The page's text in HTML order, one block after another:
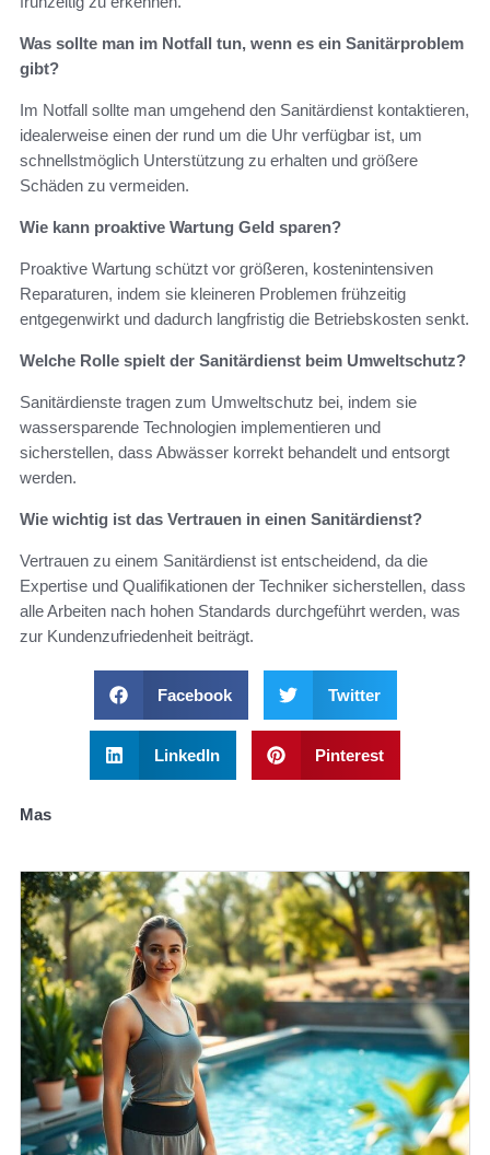
Was sollte man im Notfall tun, wenn es ein Sanitärproblem
gibt?
Im Notfall sollte man umgehend den Sanitärdienst kontaktieren,
idealerweise einen der rund um die Uhr verfügbar ist, um
schnellstmöglich Unterstützung zu erhalten und größere
Schäden zu vermeiden.
Wie kann proaktive Wartung Geld sparen?
Proaktive Wartung schützt vor größeren, kostenintensiven
Reparaturen, indem sie kleineren Problemen frühzeitig
entgegenwirkt und dadurch langfristig die Betriebskosten senkt.
Welche Rolle spielt der Sanitärdienst beim Umweltschutz?
Sanitärdienste tragen zum Umweltschutz bei, indem sie
wassersparende Technologien implementieren und
sicherstellen, dass Abwässer korrekt behandelt und entsorgt
werden.
Wie wichtig ist das Vertrauen in einen Sanitärdienst?
Vertrauen zu einem Sanitärdienst ist entscheidend, da die
Expertise und Qualifikationen der Techniker sicherstellen, dass
alle Arbeiten nach hohen Standards durchgeführt werden, was
zur Kundenzufriedenheit beiträgt.
Facebook Twitter
LinkedIn Pinterest
Mas